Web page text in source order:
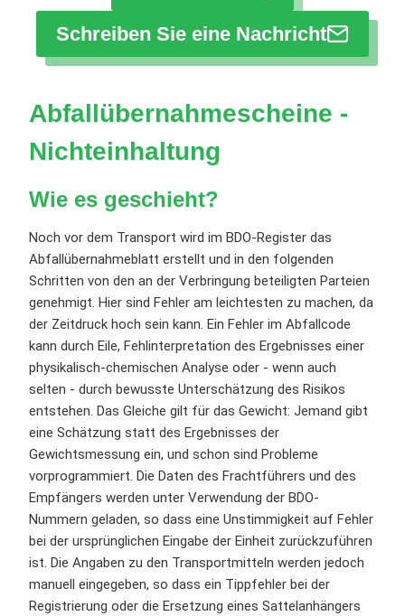
Schreiben Sie eine Nachricht
Abfallübernahmescheine -
Nichteinhaltung
Wie es geschieht?
Noch vor dem Transport wird im BDO-Register das
Abfallübernahmeblatt erstellt und in den folgenden
Schritten von den an der Verbringung beteiligten Parteien
genehmigt. Hier sind Fehler am leichtesten zu machen, da
der Zeitdruck hoch sein kann. Ein Fehler im Abfallcode
kann durch Eile, Fehlinterpretation des Ergebnisses einer
physikalisch-chemischen Analyse oder - wenn auch
selten - durch bewusste Unterschätzung des Risikos
entstehen. Das Gleiche gilt für das Gewicht: Jemand gibt
eine Schätzung statt des Ergebnisses der
Gewichtsmessung ein, und schon sind Probleme
vorprogrammiert. Die Daten des Frachtführers und des
Empfängers werden unter Verwendung der BDO-
Nummern geladen, so dass eine Unstimmigkeit auf Fehler
bei der ursprünglichen Eingabe der Einheit zurückzuführen
ist. Die Angaben zu den Transportmitteln werden jedoch
manuell eingegeben, so dass ein Tippfehler bei der
Registrierung oder die Ersetzung eines Sattelanhängers